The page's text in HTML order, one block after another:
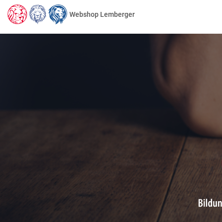
Webshop Lemberger